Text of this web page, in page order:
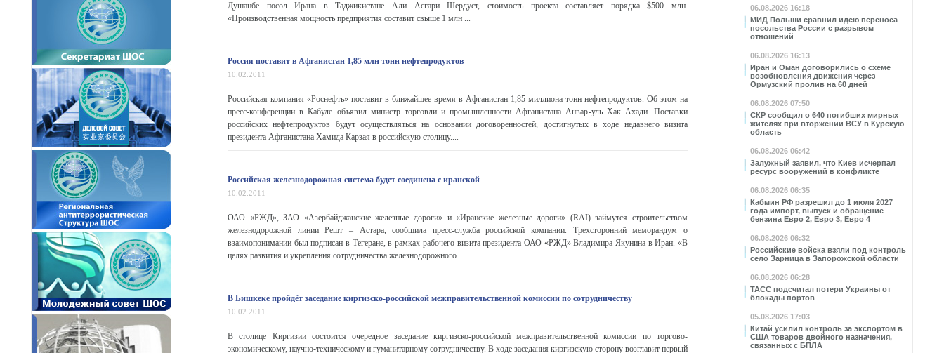
06.08.2026 16:18
МИД Польши сравнил идею переноса
посольства России с разрывом
отношений
06.08.2026 16:13
Иран и Оман договорились о схеме
возобновления движения через
Ормузский пролив на 60 дней
06.08.2026 07:50
СКР сообщил о 640 погибших мирных
жителях при вторжении ВСУ в Курскую
область
06.08.2026 06:42
Залужный заявил, что Киев исчерпал
ресурс вооружений в конфликте
06.08.2026 06:35
Кабмин РФ разрешил до 1 июля 2027
года импорт, выпуск и обращение
бензина Евро 2, Евро 3, Евро 4
06.08.2026 06:32
Российские войска взяли под контроль
село Зарница в Запорожской области
06.08.2026 06:28
ТАСС подсчитал потери Украины от
блокады портов
05.08.2026 17:03
Китай усилил контроль за экспортом в
США товаров двойного назначения,
связанных с БПЛА
Душанбе посол Ирана в Таджикистане Али Асгари Шердуст, стоимость проекта составляет порядка $500 млн.
«Производственная мощность предприятия составит свыше 1 млн ...
Россия поставит в Афганистан 1,85 млн тонн нефтепродуктов
10.02.2011
Российская компания «Роснефть» поставит в ближайшее время в Афганистан 1,85 миллиона тонн нефтепродуктов. Об этом на
пресс-конференции в Кабуле объявил министр торговли и промышленности Афганистана Анвар-уль Хак Ахади. Поставки
российских нефтепродуктов будут осуществляться на основании договоренностей, достигнутых в ходе недавнего визита
президента Афганистана Хамида Карзая в российскую столицу....
Российская железнодорожная система будет соединена с иранской
10.02.2011
ОАО «РЖД», ЗАО «Азербайджанские железные дороги» и «Иранские железные дороги» (RAI) займутся строительством
железнодорожной линии Решт – Астара, сообщила пресс-служба российской компании. Трехсторонний меморандум о
взаимопонимании был подписан в Тегеране, в рамках рабочего визита президента ОАО «РЖД» Владимира Якунина в Иран. «В
целях развития и укрепления сотрудничества железнодорожного ...
В Бишкеке пройдёт заседание киргизско-российской межправительственной комиссии по сотрудничеству
10.02.2011
В столице Киргизии состоится очередное заседание киргизско-российской межправительственной комиссии по торгово-
экономическому, научно-техническому и гуманитарному сотрудничеству. В ходе заседания киргизскую сторону возглавит первый